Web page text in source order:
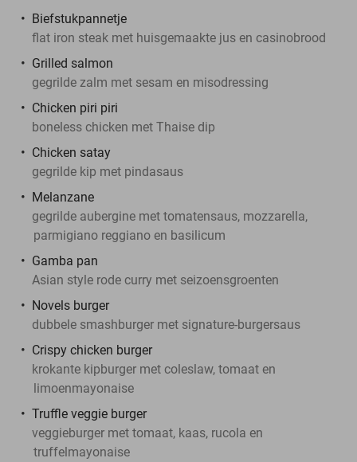
Biefstukpannetje
flat iron steak met huisgemaakte jus en casinobrood
Grilled salmon
gegrilde zalm met sesam en misodressing
Chicken piri piri
boneless chicken met Thaise dip
Chicken satay
gegrilde kip met pindasaus
Melanzane
gegrilde aubergine met tomatensaus, mozzarella,
parmigiano reggiano en basilicum
Gamba pan
Asian style rode curry met seizoensgroenten
Novels burger
dubbele smashburger met signature-burgersaus
Crispy chicken burger
krokante kipburger met coleslaw, tomaat en
limoenmayonaise
Truffle veggie burger
veggieburger met tomaat, kaas, rucola en
truffelmayonaise